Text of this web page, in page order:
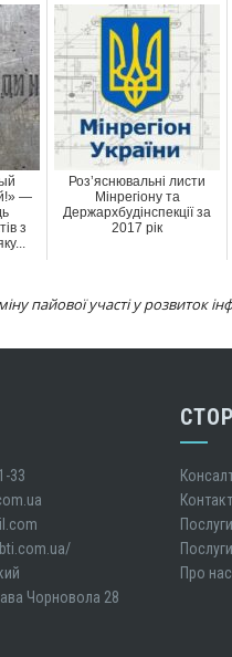
—
з
Роз’яснювальні листи
Мінрегіону та
Держархбудінспекції за
2017 рік
пайової участі у розвиток
33
Чорновола 28
Послуги
Про нас